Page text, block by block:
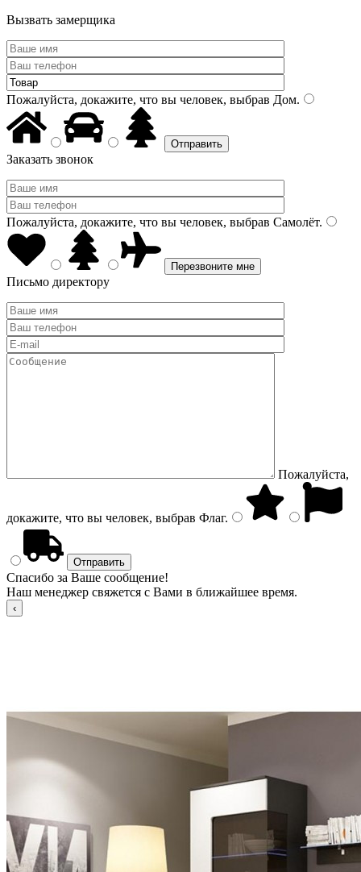
Вызвать замерщика
Пожалуйста, докажите, что вы человек, выбрав Дом.
Заказать звонок
Пожалуйста, докажите, что вы человек, выбрав Самолёт.
Письмо директору
Пожалуйста,
докажите, что вы человек, выбрав Флаг.
Спасибо за Ваше сообщение!
Наш менеджер свяжется с Вами в ближайшее время.